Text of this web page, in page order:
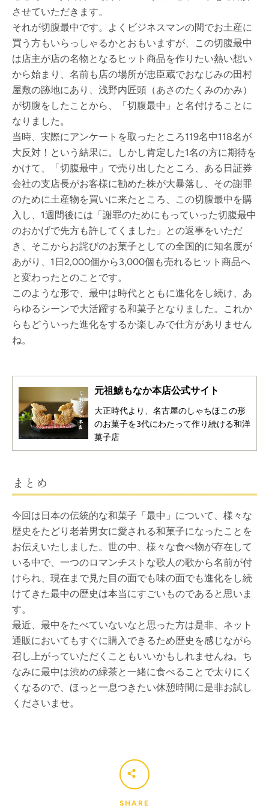
させていただきます。
それが切腹最中です。よくビジネスマンの間でお土産に
買う方もいらっしゃるかとおもいますが、この切腹最中
は店主が店の名物となるヒット商品を作りたい熱い想い
から始まり、名前も店の場所が忠臣蔵でおなじみの田村
屋敷の跡地にあり、浅野内匠頭（あさのたくみのかみ）
が切腹をしたことから、「切腹最中」と名付けることに
なりました。
当時、実際にアンケートを取ったところ119名中118名が
大反対！という結果に。しかし肯定した1名の方に期待を
かけて、「切腹最中」で売り出したところ、ある日証券
会社の支店長がお客様に勧めた株が大暴落し、その謝罪
のために土産物を買いに来たところ、この切腹最中を購
入し、1週間後には「謝罪のためにもっていった切腹最中
のおかげで先方も許してくました」との返事をいただ
き、そこからお詫びのお菓子としての全国的に知名度が
あがり、1日2,000個から3,000個も売れるヒット商品へ
と変わったとのことです。
このような形で、最中は時代とともに進化をし続け、あ
らゆるシーンで大活躍する和菓子となりました。これか
らもどういった進化をするか楽しみで仕方がありません
ね。
元祖鯱もなか本店公式サイト
大正時代より、名古屋のしゃちほこの形
のお菓子を3代にわたって作り続ける和洋
菓子店
まとめ
今回は日本の伝統的な和菓子「最中」について、様々な
歴史をたどり老若男女に愛される和菓子になったことを
お伝えいたしました。世の中、様々な食べ物が存在して
いる中で、一つのロマンチストな歌人の歌から名前が付
けられ、現在まで見た目の面でも味の面でも進化をし続
けてきた最中の歴史は本当にすごいものであると思いま
す。
最近、最中をたべていないなと思った方は是非、ネット
通販においてもすぐに購入できるため歴史を感じながら
召し上がっていただくこともいいかもしれませんね。ち
なみに最中は渋めの緑茶と一緒に食べることで太りにく
くなるので、ほっと一息つきたい休憩時間に是非お試し
くださいませ。
SHARE